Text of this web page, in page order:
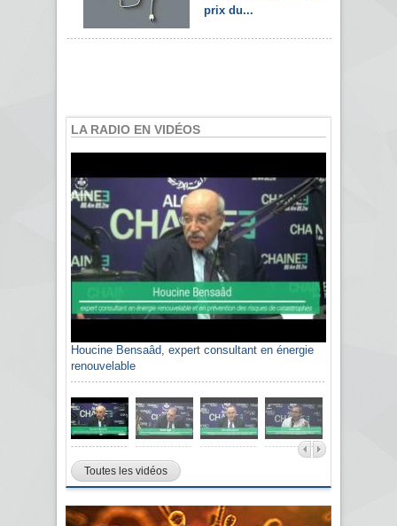
prix du...
LA RADIO EN VIDÉOS
Houcine Bensaâd, expert consultant en énergie
renouvelable
Toutes les vidéos